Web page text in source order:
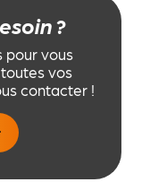
?
pour vous
vos
contacter !